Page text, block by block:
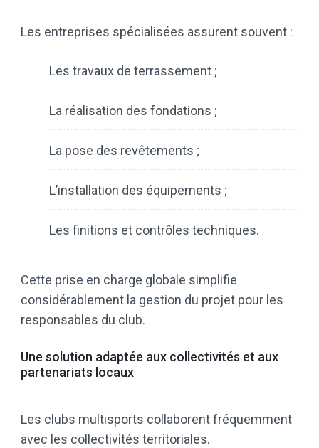
Les entreprises spécialisées assurent souvent :
Les travaux de terrassement ;
La réalisation des fondations ;
La pose des revêtements ;
L’installation des équipements ;
Les finitions et contrôles techniques.
Cette prise en charge globale simplifie
considérablement la gestion du projet pour les
responsables du club.
Une solution adaptée aux collectivités et aux
partenariats locaux
Les clubs multisports collaborent fréquemment
avec les collectivités territoriales.